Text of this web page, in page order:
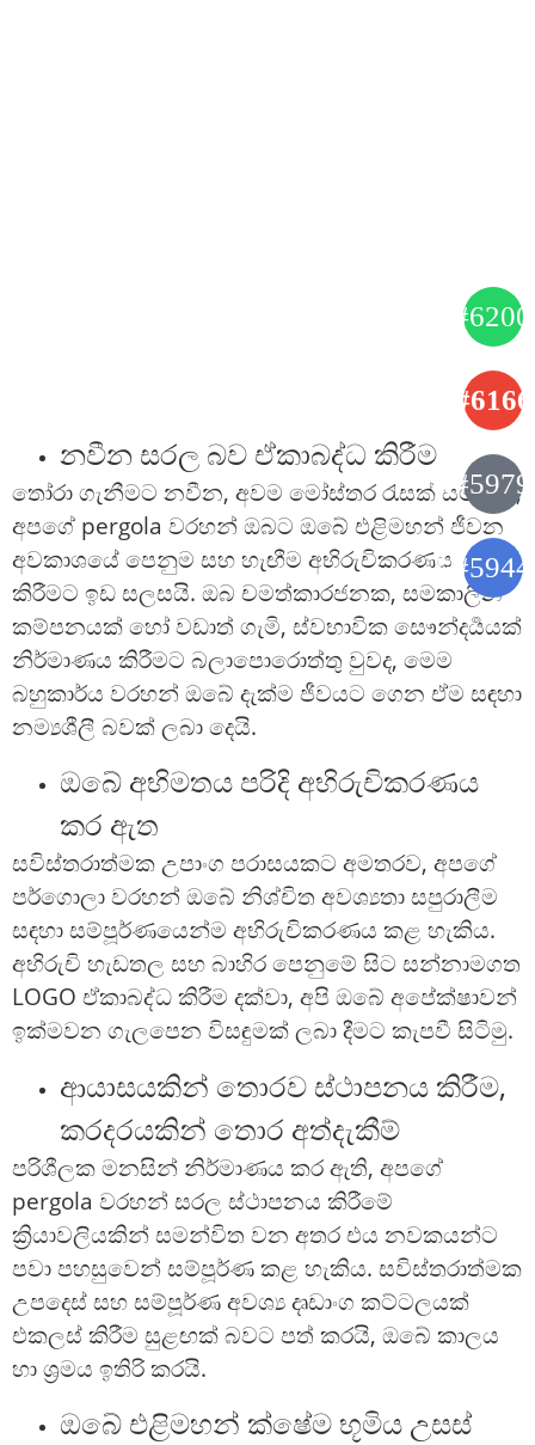
නවීන සරල බව ඒකාබද්ධ කිරීම
තෝරා ගැනීමට නවීන, අවම මෝස්තර රැසක් සමඟින්,
අපගේ pergola වරහන් ඔබට ඔබේ එළිමහන් ජීවන
අවකාශයේ පෙනුම සහ හැඟීම අභිරුචිකරණය
කිරීමට ඉඩ සලසයි. ඔබ චමත්කාරජනක, සමකාලීන
කම්පනයක් හෝ වඩාත් ගැමි, ස්වභාවික සෞන්දර්‍යයක්
නිර්මාණය කිරීමට බලාපොරොත්තු වුවද, මෙම
බහුකාර්ය වරහන් ඔබේ දැක්ම ජීවයට ගෙන ඒම සඳහා
නම්‍යශීලී බවක් ලබා දෙයි.
ඔබේ අභිමතය පරිදි අභිරුචිකරණය
කර ඇත
සවිස්තරාත්මක උපාංග පරාසයකට අමතරව, අපගේ
පර්ගොලා වරහන් ඔබේ නිශ්චිත අවශ්‍යතා සපුරාලීම
සඳහා සම්පූර්ණයෙන්ම අභිරුචිකරණය කළ හැකිය.
අභිරුචි හැඩතල සහ බාහිර පෙනුමේ සිට සන්නාමගත
LOGO ඒකාබද්ධ කිරීම දක්වා, අපි ඔබේ අපේක්ෂාවන්
ඉක්මවන ගැලපෙන විසඳුමක් ලබා දීමට කැපවී සිටිමු.
ආයාසයකින් තොරව ස්ථාපනය කිරීම,
කරදරයකින් තොර අත්දැකීම්
පරිශීලක මනසින් නිර්මාණය කර ඇති, අපගේ
pergola වරහන් සරල ස්ථාපනය කිරීමේ
ක්‍රියාවලියකින් සමන්විත වන අතර එය නවකයන්ට
පවා පහසුවෙන් සම්පූර්ණ කළ හැකිය. සවිස්තරාත්මක
උපදෙස් සහ සම්පූර්ණ අවශ්‍ය දෘඩාංග කට්ටලයක්
එකලස් කිරීම සුළඟක් බවට පත් කරයි, ඔබේ කාලය
හා ශ්‍රමය ඉතිරි කරයි.
ඔබේ එළිමහන් ක්ෂේම භූමිය උසස්